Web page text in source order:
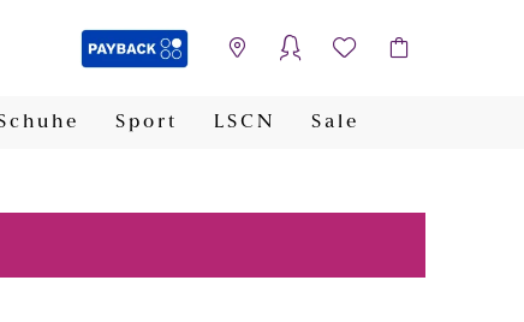
Sport LSCN Sale